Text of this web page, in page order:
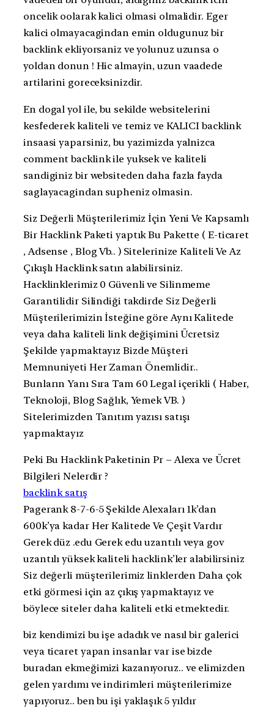
oncelik oolarak kalici olmasi olmalidir. Eger
kalici olmayacagindan emin oldugunuz bir
backlink ekliyorsaniz ve yolunuz uzunsa o
yoldan donun ! Hic almayin, uzun vaadede
artilarini goreceksinizdir.
En dogal yol ile, bu sekilde websitelerini
kesfederek kaliteli ve temiz ve KALICI backlink
insaasi yaparsiniz, bu yazimizda yalnizca
comment backlink ile yuksek ve kaliteli
sandiginiz bir websiteden daha fazla fayda
saglayacagindan supheniz olmasin.
Siz Değerli Müşterilerimiz İçin Yeni Ve Kapsamlı
Bir Hacklink Paketi yaptık Bu Pakette ( E-ticaret
, Adsense , Blog Vb.. ) Sitelerinize Kaliteli Ve Az
Çıkışlı Hacklink satın alabilirsiniz.
Hacklinklerimiz 0 Güvenli ve Silinmeme
Garantilidir Silindiği takdirde Siz Değerli
Müşterilerimizin İsteğine göre Aynı Kalitede
veya daha kaliteli link değişimini Ücretsiz
Şekilde yapmaktayız Bizde Müşteri
Memnuniyeti Her Zaman Önemlidir..
Bunların Yanı Sıra Tam 60 Legal içerikli ( Haber,
Teknoloji, Blog Sağlık, Yemek VB. )
Sitelerimizden Tanıtım yazısı satışı
yapmaktayız
Peki Bu Hacklink Paketinin Pr – Alexa ve Ücret
Bilgileri Nelerdir ?
backlink satış
Pagerank 8-7-6-5 Şekilde Alexaları 1k’dan
600k’ya kadar Her Kalitede Ve Çeşit Vardır
Gerek düz .edu Gerek edu uzantılı veya gov
uzantılı yüksek kaliteli hacklink’ler alabilirsiniz
Siz değerli müşterilerimiz linklerden Daha çok
etki görmesi için az çıkış yapmaktayız ve
böylece siteler daha kaliteli etki etmektedir.
biz kendimizi bu işe adadık ve nasıl bir galerici
veya ticaret yapan insanlar var ise bizde
buradan ekmeğimizi kazanıyoruz.. ve elimizden
gelen yardımı ve indirimleri müşterilerimize
yapıyoruz.. ben bu işi yaklaşık 5 yıldır